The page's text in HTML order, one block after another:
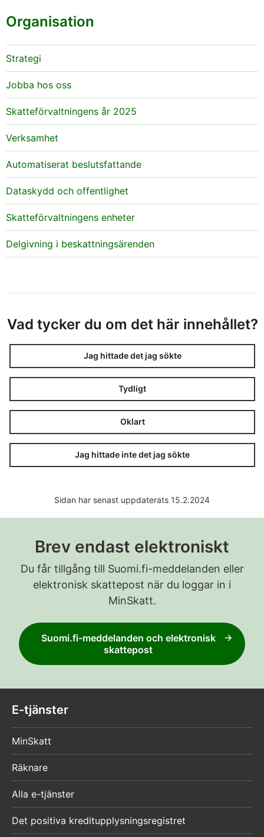
Organisation
Strategi
Jobba hos oss
Skatteförvaltningens år 2025
Verksamhet
Automatiserat beslutsfattande
Dataskydd och offentlighet
Skatteförvaltningens enheter
Delgivning i beskattningsärenden
Vad tycker du om det här innehållet?
Jag hittade det jag sökte
Tydligt
Oklart
Jag hittade inte det jag sökte
Sidan har senast uppdaterats 15.2.2024
Brev endast elektroniskt
Du får tillgång till Suomi.fi-meddelanden eller
elektronisk skattepost när du loggar in i
MinSkatt.
Suomi.fi-meddelanden och elektronisk
skattepost
E-tjänster
MinSkatt
Räknare
Alla e-tjänster
Det positiva kreditupplysningsregistret